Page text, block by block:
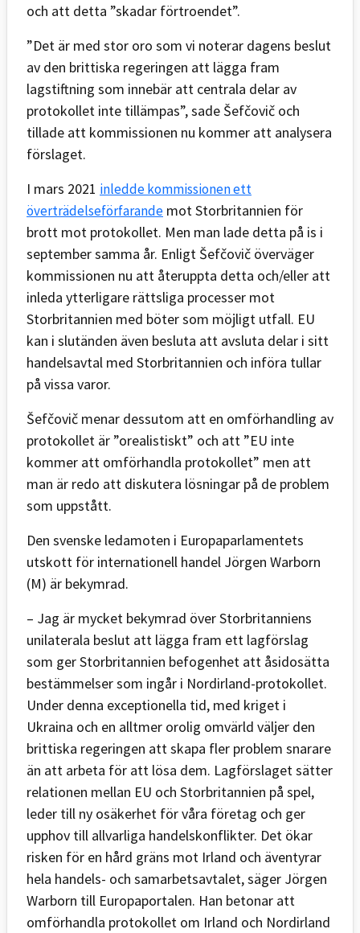
och att detta ”skadar förtroendet”.
”Det är med stor oro som vi noterar dagens beslut
av den brittiska regeringen att lägga fram
lagstiftning som innebär att centrala delar av
protokollet inte tillämpas”, sade Šefčovič och
tillade att kommissionen nu kommer att analysera
förslaget.
I mars 2021 inledde kommissionen ett
överträdelseförfarande mot Storbritannien för
brott mot protokollet. Men man lade detta på is i
september samma år. Enligt Šefčovič överväger
kommissionen nu att återuppta detta och/eller att
inleda ytterligare rättsliga processer mot
Storbritannien med böter som möjligt utfall. EU
kan i slutänden även besluta att avsluta delar i sitt
handelsavtal med Storbritannien och införa tullar
på vissa varor.
Šefčovič menar dessutom att en omförhandling av
protokollet är ”orealistiskt” och att ”EU inte
kommer att omförhandla protokollet” men att
man är redo att diskutera lösningar på de problem
som uppstått.
Den svenske ledamoten i Europaparlamentets
utskott för internationell handel Jörgen Warborn
(M) är bekymrad.
– Jag är mycket bekymrad över Storbritanniens
unilaterala beslut att lägga fram ett lagförslag
som ger Storbritannien befogenhet att åsidosätta
bestämmelser som ingår i Nordirland-protokollet.
Under denna exceptionella tid, med kriget i
Ukraina och en alltmer orolig omvärld väljer den
brittiska regeringen att skapa fler problem snarare
än att arbeta för att lösa dem. Lagförslaget sätter
relationen mellan EU och Storbritannien på spel,
leder till ny osäkerhet för våra företag och ger
upphov till allvarliga handelskonflikter. Det ökar
risken för en hård gräns mot Irland och äventyrar
hela handels- och samarbetsavtalet, säger Jörgen
Warborn till Europaportalen. Han betonar att
omförhandla protokollet om Irland och Nordirland